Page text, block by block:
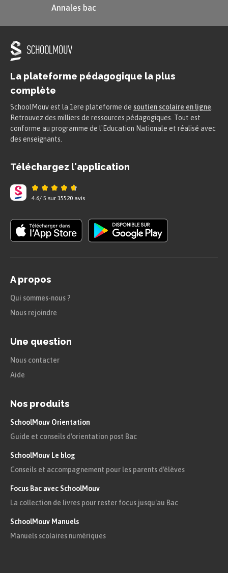
Annales bac
La plateforme pédagogique la plus
complète
SchoolMouv est la 1ere plateforme de soutien scolaire en ligne
Retrouvez des milliers de ressources pédagogiques. Tout est
conforme au programme de l'Education Nationale et réalisé avec
des enseignants.
Téléchargez l'application
4.6/ 5 sur 15520 avis
A propos
Qui sommes-nous ?
Nous rejoindre
Une question
Nous contacter
Aide
Nos produits
SchoolMouv Orientation
Guide et conseils d'orientation post Bac
SchoolMouv Le blog
Conseils et accompagnement pour les parents d'élèves
Focus Bac avec SchoolMouv
La collection de livres pour rester focus jusqu'au Bac
SchoolMouv Manuels
Manuels scolaires numériques